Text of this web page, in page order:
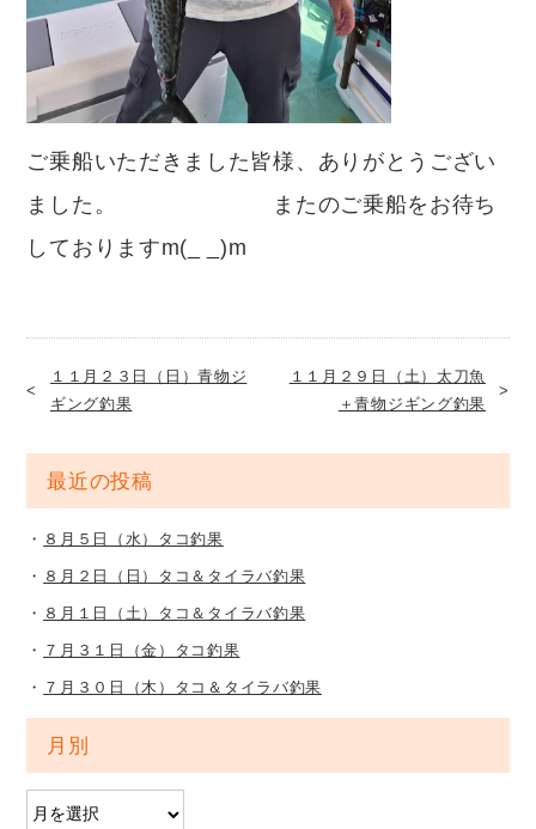
ご乗船いただきました皆様、ありがとうござい
ました。 またのご乗船をお待ち
しておりますm(_ _)m
１１月２３日（日）青物ジ
ギング釣果
１１月２９日（土）太刀魚
＋青物ジギング釣果
最近の投稿
８月５日（水）タコ釣果
８月２日（日）タコ＆タイラバ釣果
８月１日（土）タコ＆タイラバ釣果
７月３１日（金）タコ釣果
７月３０日（木）タコ＆タイラバ釣果
月別